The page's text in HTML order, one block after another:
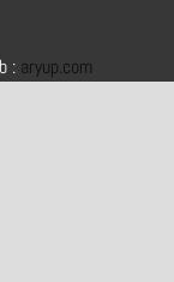
: aryup.com